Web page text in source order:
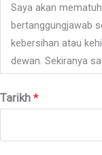
Saya akan
bertanggungjawab
kebersihan atau
dewan. Sekiranya
deposit.
Tarikh *